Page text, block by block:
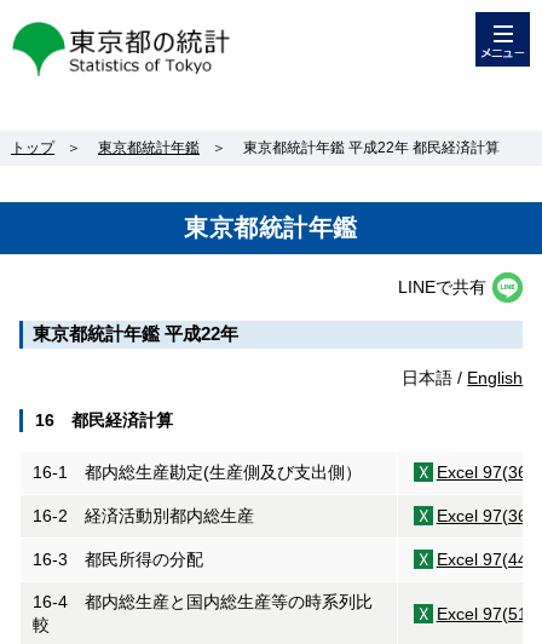
東京都の統計
トップ ＞ 東京都統計年鑑 ＞ 東京都統計年鑑 平成22年 都民経済計算
東京都統計年鑑
LINEで共有
東京都統計年鑑 平成22年
日本語 / English
16 都民経済計算
16-1 都内総生産勘定(生産側及び支出側） Excel
16-2 経済活動別都内総生産 Excel
16-3 都民所得の分配 Excel
16-4 都内総生産と国内総生産等の時系列比
較
Excel